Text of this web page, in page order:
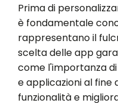
Prima di
è fondamentale
rappresentano il
scelta delle app
come l'importanza
e applicazioni al fine
funzionalità e